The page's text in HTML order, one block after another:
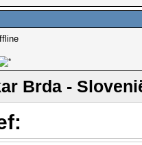
Brda -